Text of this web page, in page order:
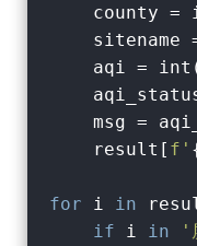
county =
sitename
aqi =
msg =
    result[
f'
for i in
if i in '